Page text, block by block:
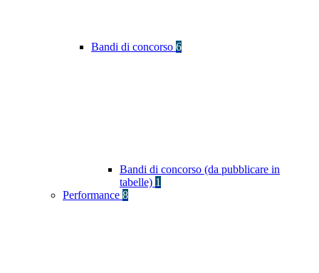
Bandi di concorso 6
Bandi di concorso (da pubblicare in
tabelle) 1
Performance 8